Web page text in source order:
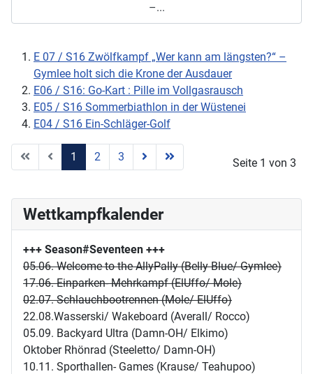
–...
E 07 / S16 Zwölfkampf „Wer kann am längsten?“ –
Gymlee holt sich die Krone der Ausdauer
E06 / S16: Go-Kart : Pille im Vollgasrausch
E05 / S16 Sommerbiathlon in der Wüstenei
E04 / S16 Ein-Schläger-Golf
Seite 1 von 3
1 2 3
Wettkampfkalender
+++ Season#Seventeen +++
05.06. Welcome to the AllyPally (Belly Blue/ Gymlee)
17.06. Einparken- Mehrkampf (ElUffo/ Mole)
02.07. Schlauchbootrennen (Mole/ ElUffo)
22.08.Wasserski/ Wakeboard (Averall/ Rocco)
05.09. Backyard Ultra (Damn-OH/ Elkimo)
Oktober Rhönrad (Steeletto/ Damn-OH)
10.11. Sporthallen- Games (Krause/ Teahupoo)